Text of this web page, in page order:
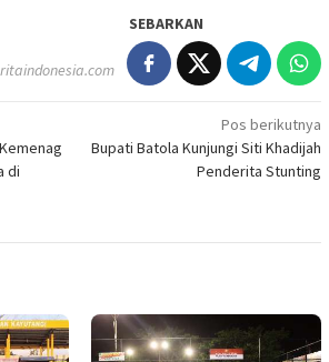
SEBARKAN
di
Pos berikutnya
Bupati Batola Kunjungi Siti Khadijah
Penderita Stunting